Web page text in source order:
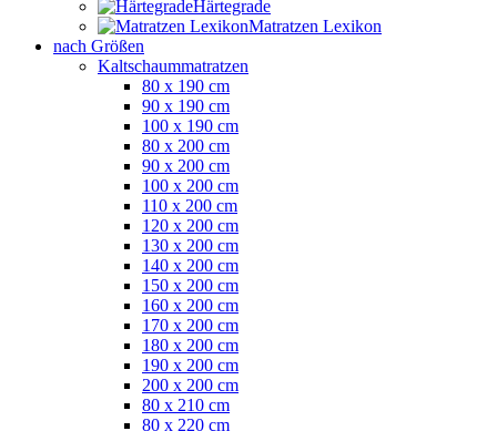
Härtegrade
Matratzen Lexikon
nach Größen
Kaltschaummatratzen
80 x 190 cm
90 x 190 cm
100 x 190 cm
80 x 200 cm
90 x 200 cm
100 x 200 cm
110 x 200 cm
120 x 200 cm
130 x 200 cm
140 x 200 cm
150 x 200 cm
160 x 200 cm
170 x 200 cm
180 x 200 cm
190 x 200 cm
200 x 200 cm
80 x 210 cm
80 x 220 cm